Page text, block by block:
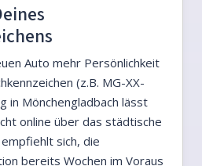
Auto mehr Persönlichkeit
(z.B. MG-XX-
in Mönchengladbach lässt
online über das städtische
sich, die
bereits Wochen im Voraus